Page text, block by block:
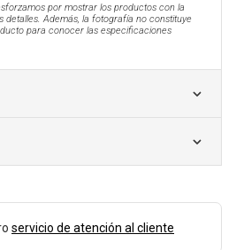
por mostrar los productos con la
Además, la fotografía no constituye
para conocer las especificaciones
servicio de atención al cliente